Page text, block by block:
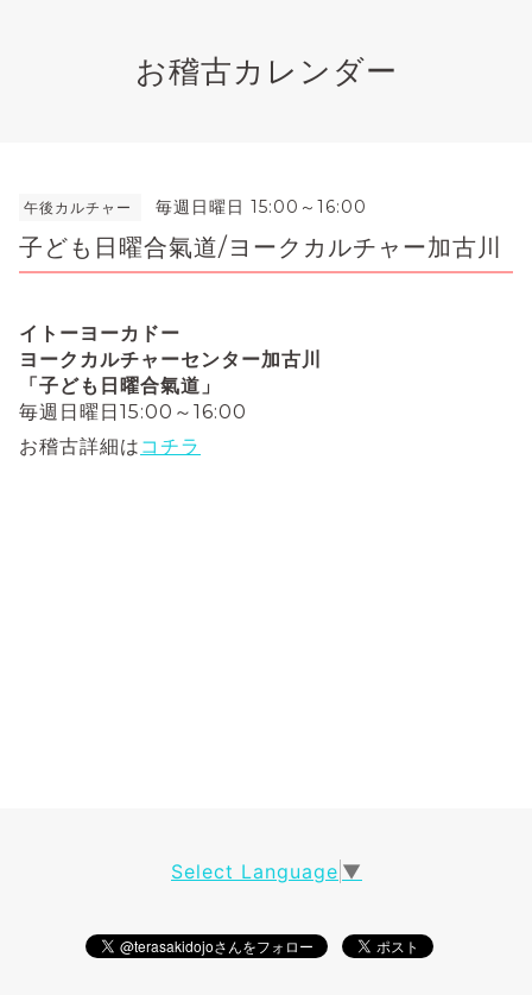
お稽古カレンダー
午後カルチャー 毎週日曜日 15:00～16:00
子ども日曜合氣道/ヨークカルチャー加古川
イトーヨーカドー
ヨークカルチャーセンター加古川
「子ども日曜合氣道」
毎週日曜日15:00～16:00
お稽古詳細は コチラ
Select Language ▼